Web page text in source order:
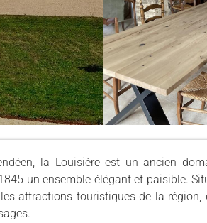
la Louisière est un ancien
un ensemble élégant et paisible.
attractions touristiques de la région,